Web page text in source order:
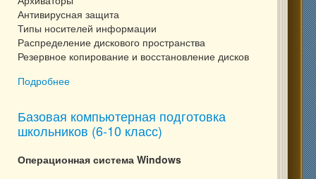
Антивирусная защита
Типы носителей информации
Распределение дискового пространства
Резервное копирование и восстановление дисков
Подробнее о Базовая компьютерная подготовка школьников (6-
Базовая компьютерная подготовка
школьников (6-10 класс)
Операционная система Windows